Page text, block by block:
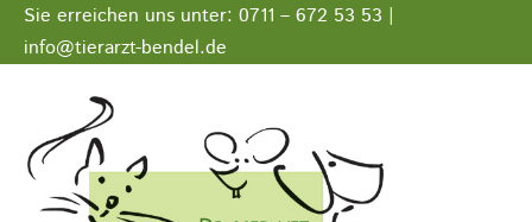
Zum
Inhalt
Sie erreichen uns unter: 0711 – 672 53 53 |
info@tierarzt-bendel.de
Stellenangebote
Impressum